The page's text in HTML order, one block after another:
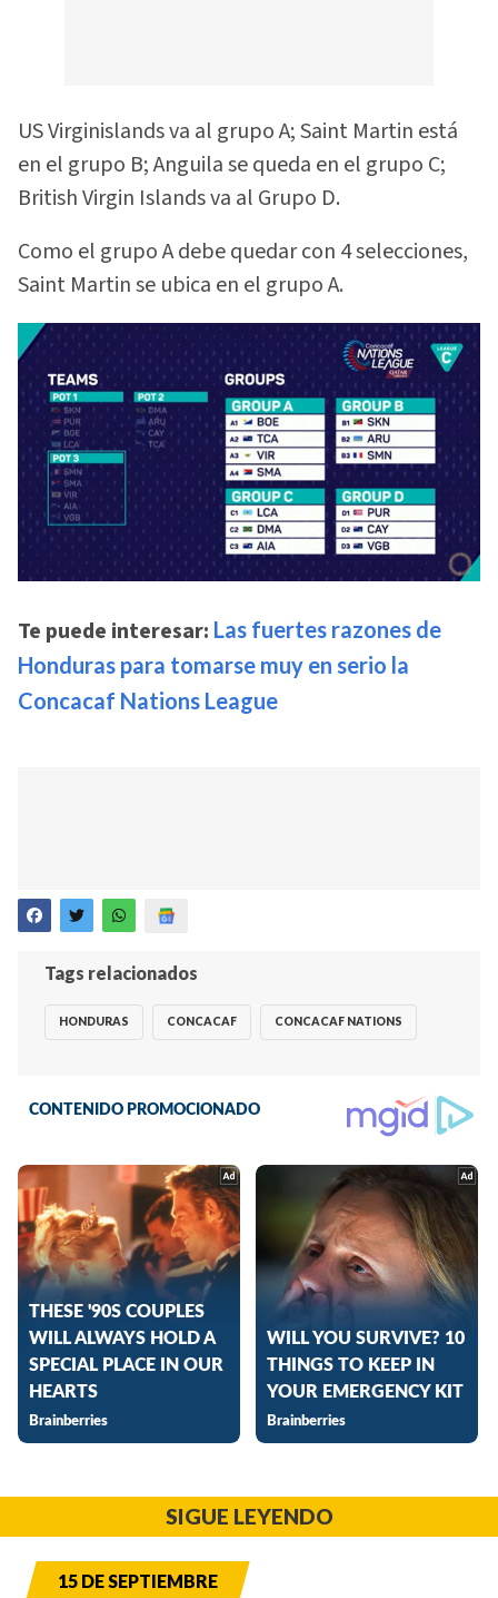
US Virginislands va al grupo A; Saint Martin está
en el grupo B; Anguila se queda en el grupo C;
British Virgin Islands va al Grupo D.
Como el grupo A debe quedar con 4 selecciones,
Saint Martin se ubica en el grupo A.
Te puede interesar: Las fuertes razones de
Honduras para tomarse muy en serio la
Concacaf Nations League
Tags relacionados
HONDURAS CONCACAF CONCACAF NATIONS
SIGUE LEYENDO
15 DE SEPTIEMBRE